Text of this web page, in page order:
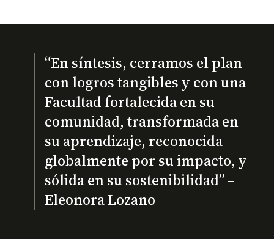
“En síntesis, cerramos el plan
con logros tangibles y con una
Facultad fortalecida en su
comunidad, transformada en
su aprendizaje, reconocida
globalmente por su impacto, y
sólida en su sostenibilidad” –
Eleonora Lozano